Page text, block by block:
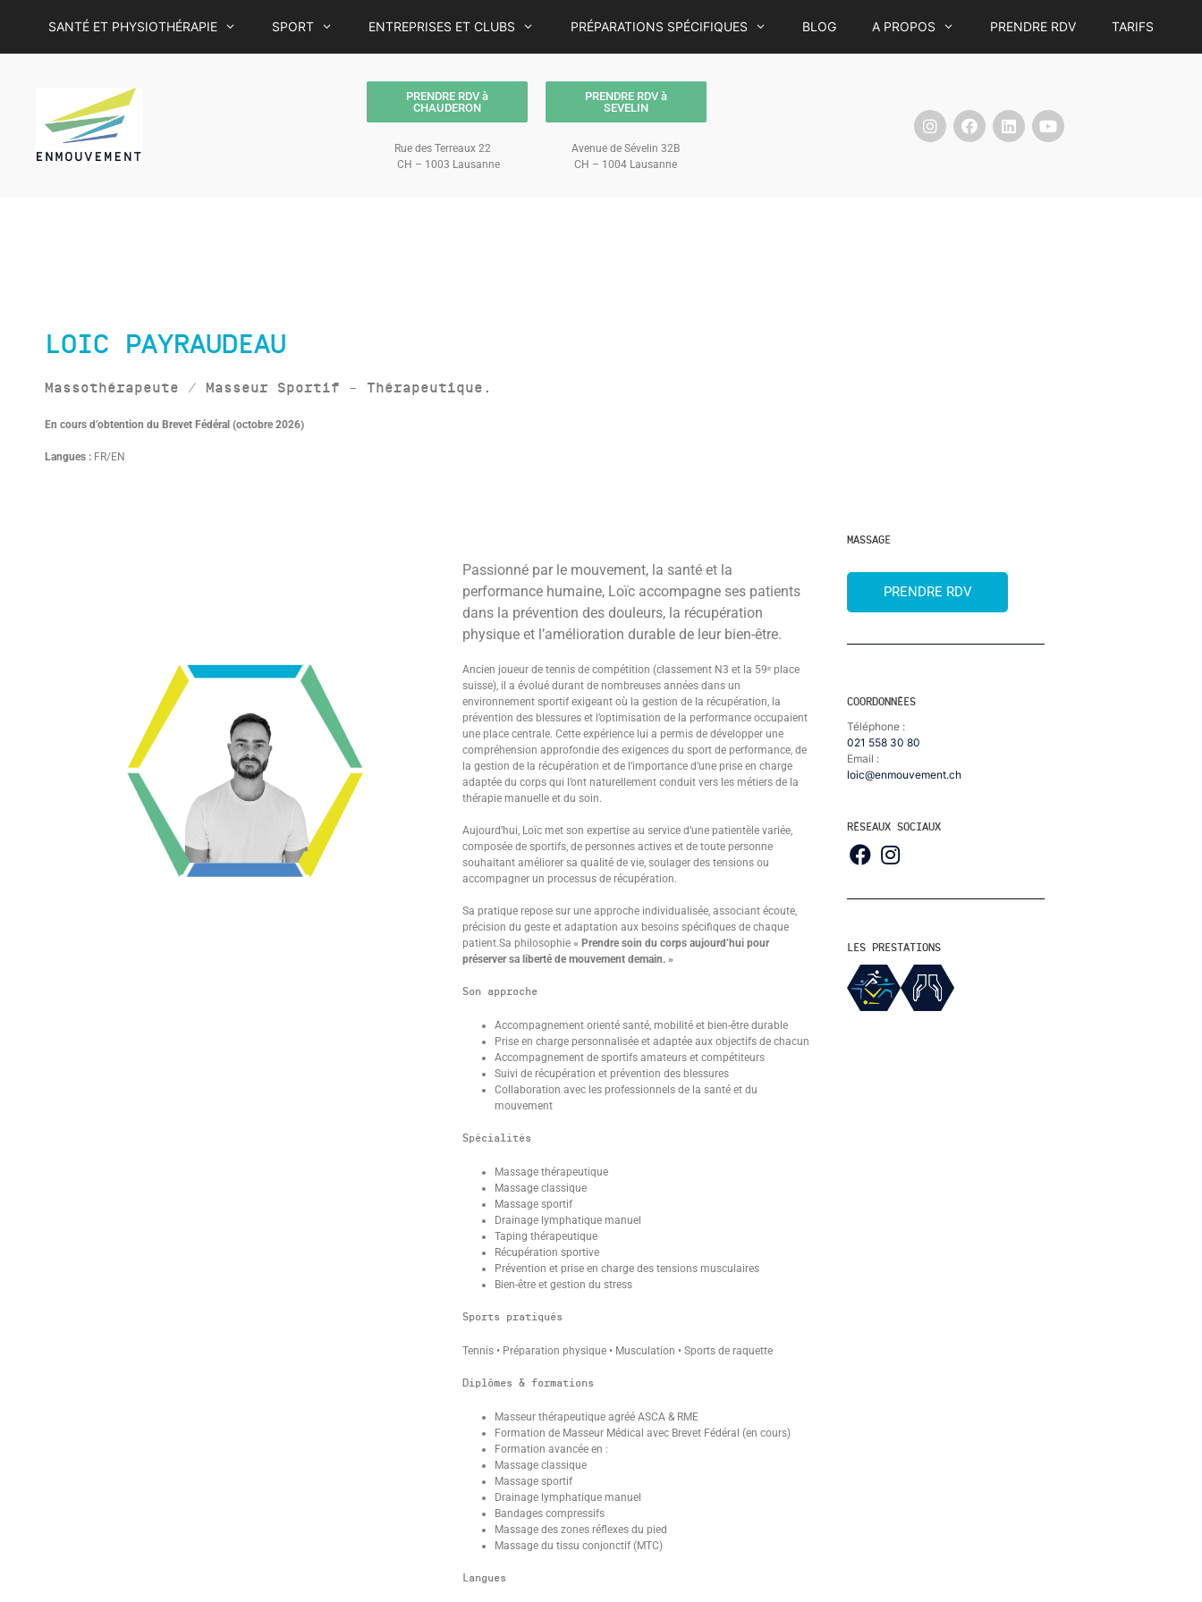
SANTÉ ET PHYSIOTHÉRAPIE SPORT ENTREPRISES ET CLUBS PRÉPARATIONS SPÉCIFIQUES BLOG A PROPOS PRENDRE RDV TARIFS
PRENDRE RDV à
CHAUDERON
Rue des Terreaux 22
CH – 1003 Lausanne
PRENDRE RDV à
SEVELIN
Avenue de Sévelin 32B
CH – 1004 Lausanne
LOIC PAYRAUDEAU
Massothérapeute / Masseur Sportif – Thérapeutique.
En cours d’obtention du Brevet Fédéral (octobre 2026)
Langues : FR/EN
Passionné par le mouvement, la santé et la
performance humaine, Loïc accompagne ses patients
dans la prévention des douleurs, la récupération
physique et l’amélioration durable de leur bien-être.
Ancien joueur de tennis de compétition (classement N3 et la 59ᵉ place
suisse), il a évolué durant de nombreuses années dans un
environnement sportif exigeant où la gestion de la récupération, la
prévention des blessures et l’optimisation de la performance occupaient
une place centrale. Cette expérience lui a permis de développer une
compréhension approfondie des exigences du sport de performance, de
la gestion de la récupération et de l’importance d’une prise en charge
adaptée du corps qui l’ont naturellement conduit vers les métiers de la
thérapie manuelle et du soin.
Aujourd’hui, Loïc met son expertise au service d’une patientèle variée,
composée de sportifs, de personnes actives et de toute personne
souhaitant améliorer sa qualité de vie, soulager des tensions ou
accompagner un processus de récupération.
Sa pratique repose sur une approche individualisée, associant écoute,
précision du geste et adaptation aux besoins spécifiques de chaque
patient.Sa philosophie « Prendre soin du corps aujourd’hui pour
préserver sa liberté de mouvement demain. »
Son approche
Accompagnement orienté santé, mobilité et bien-être durable
Prise en charge personnalisée et adaptée aux objectifs de chacun
Accompagnement de sportifs amateurs et compétiteurs
Suivi de récupération et prévention des blessures
Collaboration avec les professionnels de la santé et du
mouvement
Spécialités
Massage thérapeutique
Massage classique
Massage sportif
Drainage lymphatique manuel
Taping thérapeutique
Récupération sportive
Prévention et prise en charge des tensions musculaires
Bien-être et gestion du stress
Sports pratiqués
Tennis • Préparation physique • Musculation • Sports de raquette
Diplômes & formations
Masseur thérapeutique agréé ASCA & RME
Formation de Masseur Médical avec Brevet Fédéral (en cours)
Formation avancée en :
Massage classique
Massage sportif
Drainage lymphatique manuel
Bandages compressifs
Massage des zones réflexes du pied
Massage du tissu conjonctif (MTC)
Langues
MASSAGE
PRENDRE RDV
COORDONNÉES
Téléphone :
021 558 30 80
Email :
loic@enmouvement.ch
RÉSEAUX SOCIAUX
LES PRESTATIONS